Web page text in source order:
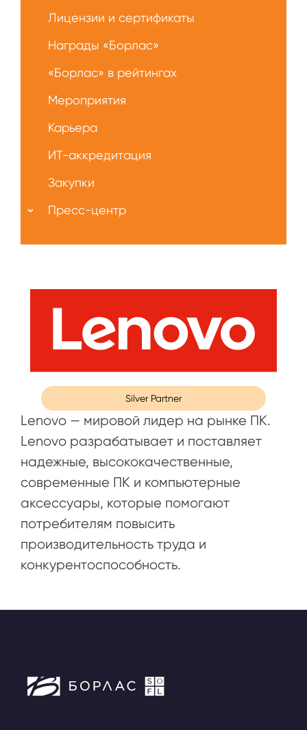
Silver Partner
Lenovo — мировой лидер на рынке ПК.
Lenovo разрабатывает и поставляет
надежные, высококачественные,
современные ПК и компьютерные
аксессуары, которые помогают
потребителям повысить
производительность труда и
конкурентоспособность.
Лицензии и сертификаты
Награды «Борлас»
«Борлас» в рейтингах
Мероприятия
Карьера
ИТ-аккредитация
Закупки
Пресс-центр